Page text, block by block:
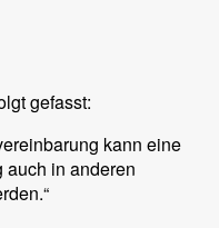
gefasst:
kann eine
auch in anderen